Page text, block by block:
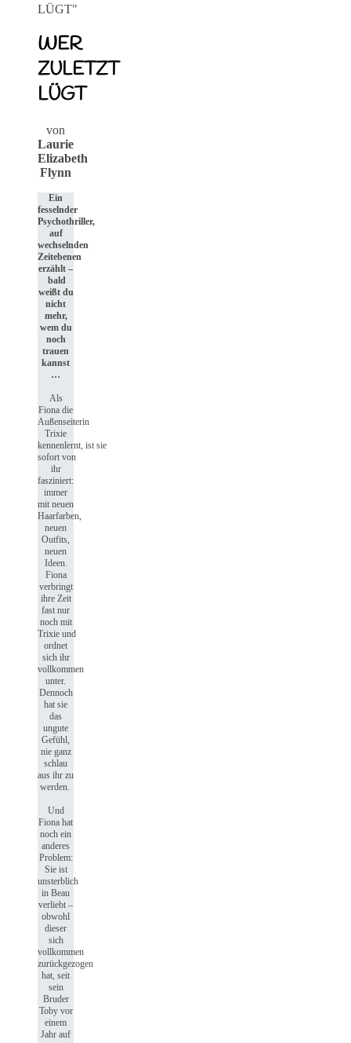
WER
ZULETZT
LÜGT
von
Laurie
Elizabeth
Flynn
Ein
fesselnder
Psychothriller,
auf
wechselnden
Zeitebenen
erzählt –
bald
weißt du
nicht
mehr,
wem du
noch
trauen
kannst
…
Als
Fiona die
Außenseiterin
Trixie
kennenlernt, ist sie
sofort von
ihr
fasziniert:
immer
mit neuen
Haarfarben,
neuen
Outfits,
neuen
Ideen.
Fiona
verbringt
ihre Zeit
fast nur
noch mit
Trixie und
ordnet
sich ihr
vollkommen
unter.
Dennoch
hat sie
das
ungute
Gefühl,
nie ganz
schlau
aus ihr zu
werden.
Und
Fiona hat
noch ein
anderes
Problem:
Sie ist
unsterblich
in Beau
verliebt –
obwohl
dieser
sich
vollkommen
zurückgezogen
hat, seit
sein
Bruder
Toby vor
einem
Jahr auf